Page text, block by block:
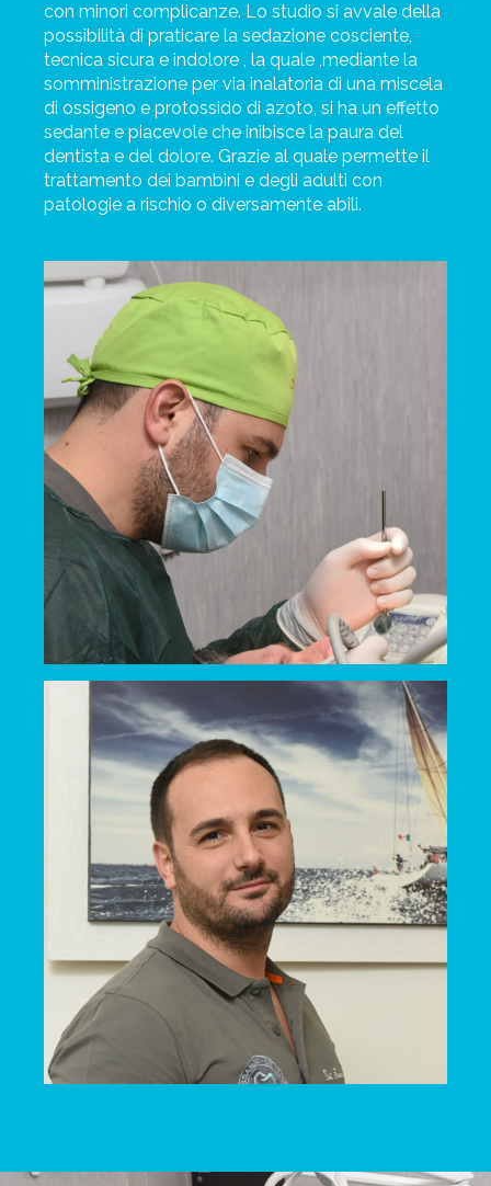
con minori complicanze. Lo studio si avvale della
possibilità di praticare la sedazione cosciente,
tecnica sicura e indolore , la quale ,mediante la
somministrazione per via inalatoria di una miscela
di ossigeno e protossido di azoto, si ha un effetto
sedante e piacevole che inibisce la paura del
dentista e del dolore. Grazie al quale permette il
trattamento dei bambini e degli adulti con
patologie a rischio o diversamente abili.